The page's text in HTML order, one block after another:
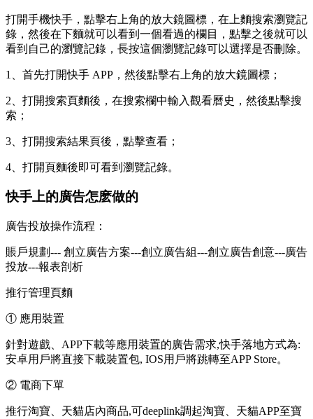
打開手機快手，點擊右上角的放大鏡圖標，在上麵搜索瀏覽記
錄，然後在下麵就可以看到一個看過的欄目，點擊之後就可以
看到自己的瀏覽記錄，長按這個瀏覽記錄可以選擇是否刪除。
1、首先打開快手 APP，然後點擊右上角的放大鏡圖標；
2、打開搜索頁麵後，在搜索欄中輸入觀看曆史，然後點擊搜
索；
3、打開搜索結果頁後，點擊查看；
4、打開頁麵後即可看到瀏覽記錄。
快手上的廣告怎麽做的
廣告投放操作流程：
賬戶規劃--- 創立廣告方案---創立廣告組---創立廣告創意---廣告
投放---報表剖析
推行管理頁麵
① 應用裝置
針對遊戲、APP下載等應用裝置的廣告需求,快手落地方式為:
安卓用戶將直接下載裝置包, IOS用戶將跳轉至APP Store。
② 電商下單
推行淘寶、天貓店內商品,可deeplink調起淘寶、天貓APP至寶